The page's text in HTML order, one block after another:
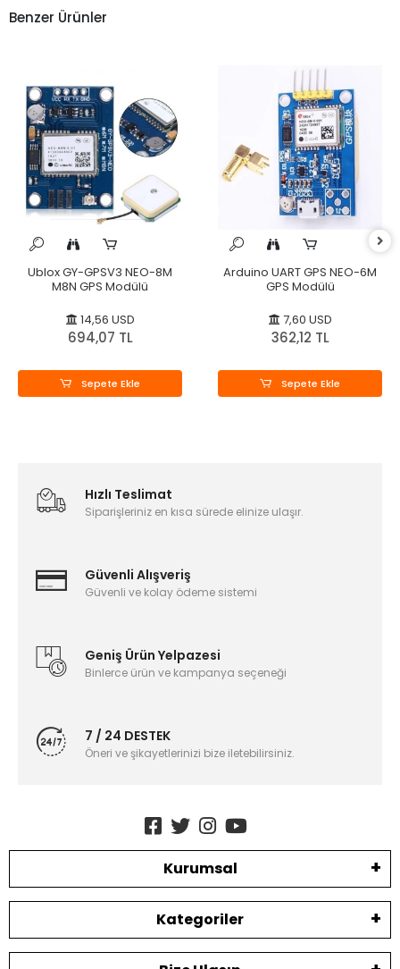
Benzer Ürünler
Ublox GY-GPSV3 NEO-8M
M8N GPS Modülü
14,56 USD
694,07 TL
Sepete Ekle
Arduino UART GPS NEO-6M
GPS Modülü
7,60 USD
362,12 TL
Sepete Ekle
Hızlı Teslimat
Siparişleriniz en kısa sürede elinize ulaşır.
Güvenli Alışveriş
Güvenli ve kolay ödeme sistemi
Geniş Ürün Yelpazesi
Binlerce ürün ve kampanya seçeneği
7 / 24 DESTEK
Öneri ve şikayetlerinizi bize iletebilirsiniz.
Kurumsal
Kategoriler